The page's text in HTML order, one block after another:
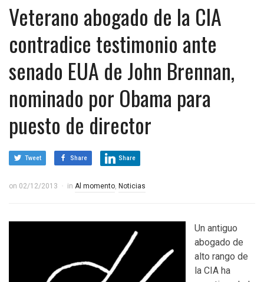
Veterano abogado de la CIA
contradice testimonio ante
senado EUA de John Brennan,
nominado por Obama para
puesto de director
Tweet Share Share
on 02/12/2013 in Al momento, Noticias
Un antiguo
abogado de
alto rango de
la CIA ha